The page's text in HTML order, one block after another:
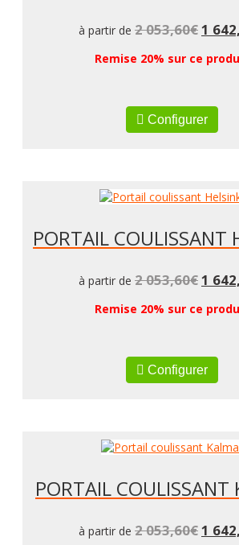
à partir de 2 053,60€1
Remise 20% sur ce
Configurer
PORTAIL COULISSANT
à partir de 2 053,60€1
Remise 20% sur ce
Configurer
PORTAIL COULISSANT
à partir de 2 053,60€1